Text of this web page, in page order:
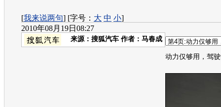
[我来说两句] [字号： 大 中 小]
2010年08月19日08:27
来源： 搜狐汽车 作者：马春成
动力仅够用，驾